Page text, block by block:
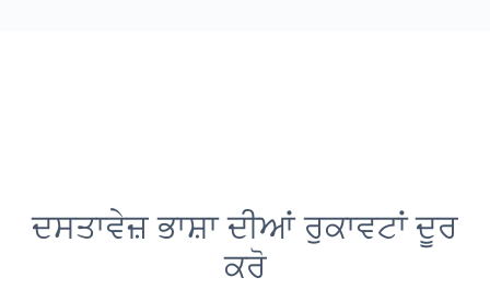
ਦਸਤਾਵੇਜ਼ ਭਾਸ਼ਾ ਦੀਆਂ ਰੁਕਾਵਟਾਂ ਦੂਰ
ਕਰੋ